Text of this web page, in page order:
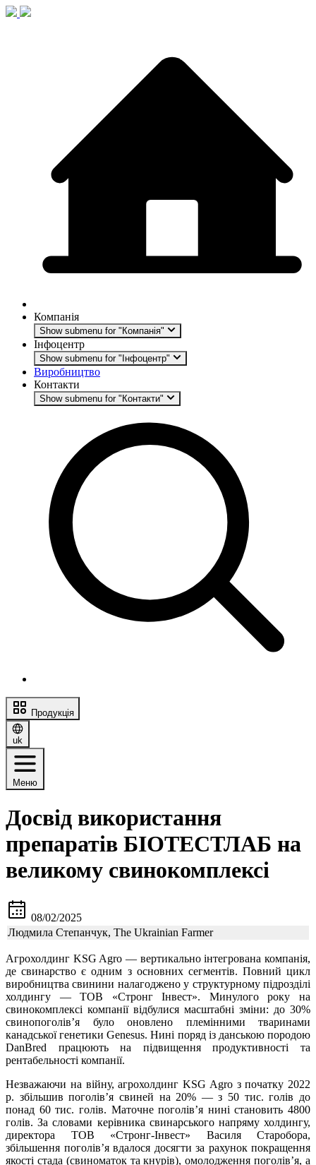
Компанія
Show submenu for "Компанія"
Інфоцентр
Show submenu for "Інфоцентр"
Виробництво
Контакти
Show submenu for "Контакти"
Продукція
uk
Меню
Досвід використання
препаратів БІОТЕСТЛАБ на
великому свинокомплексі
08/02/2025
Людмила Степанчук, The Ukrainian Farmer
Агрохолдинг KSG Agro — вертикально інтегрована компанія,
де свинарство є одним з основних сегментів. Повний цикл
виробництва свинини налагоджено у структурному підрозділі
холдингу — ТОВ «Стронг Інвест». Минулого року на
свинокомплексі компанії відбулися масштабні зміни: до 30%
свинопоголів’я було оновлено племінними тваринами
канадської генетики Genesus. Нині поряд із данською породою
DanBred працюють на підвищення продуктивності та
рентабельності компанії.
Незважаючи на війну, агрохолдинг KSG Agro з початку 2022
р. збільшив поголів’я свиней на 20% — з 50 тис. голів до
понад 60 тис. голів. Маточне поголів’я нині становить 4800
голів. За словами керівника свинарського напряму холдингу,
директора ТОВ «Стронг-Інвест» Василя Старобора,
збільшення поголів’я вдалося досягти за рахунок покращення
якості стада (свиноматок та кнурів), омолодження поголів’я, а